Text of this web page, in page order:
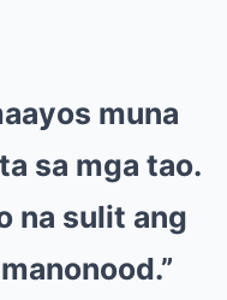
muna
sa mga tao.
na sulit ang